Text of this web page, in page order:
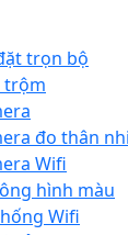
trọn bộ
trộm
đo thân
Wifi
hình màu
Wifi